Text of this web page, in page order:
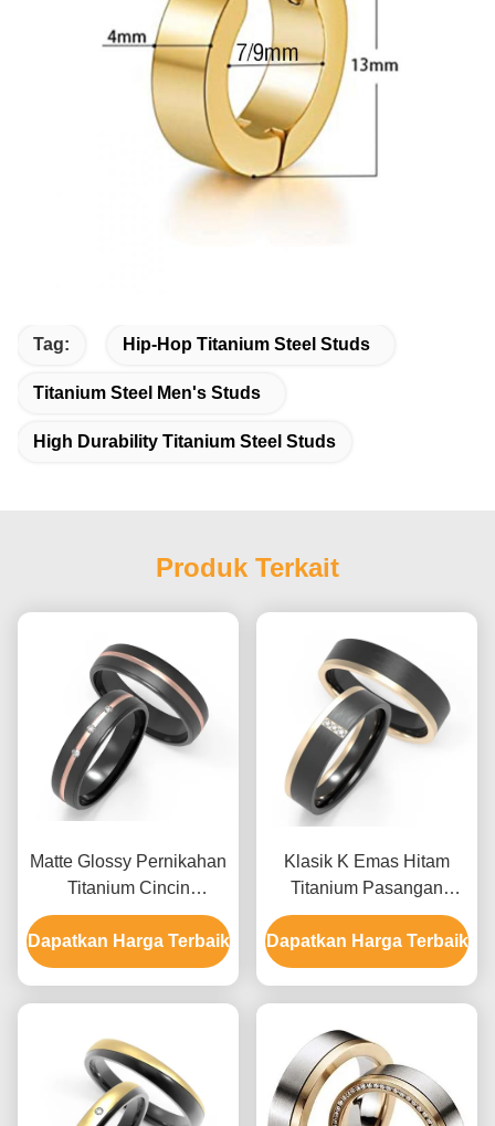
Tag: Hip-Hop Titanium Steel Studs
Titanium Steel Men's Studs
High Durability Titanium Steel Studs
Produk Terkait
Matte Glossy Pernikahan
Titanium Cincin
Pertunangan Titanium
Pasangan Cincin
Dapatkan Harga Terbaik
Klasik K Emas Hitam
Titanium Pasangan
Cincin Set Dengan
Cincin Zircon
Dapatkan Harga Terbaik